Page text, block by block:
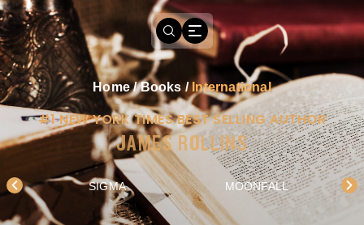
Home/Books/International
#1 NEW YORK TIMES BEST SELLING AUTHOR
JAMES ROLLINS
SIGMA MOONFALL
Books Available In